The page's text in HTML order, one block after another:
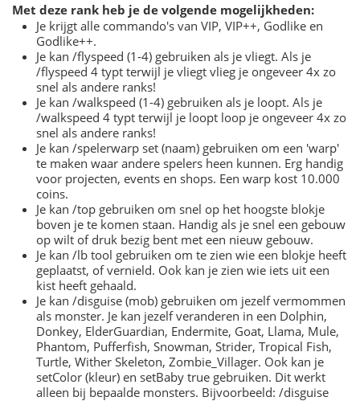
Met deze rank heb je de volgende mogelijkheden:
Je krijgt alle commando's van VIP, VIP++, Godlike en
Godlike++.
Je kan /flyspeed (1-4) gebruiken als je vliegt. Als je
/flyspeed 4 typt terwijl je vliegt vlieg je ongeveer 4x zo
snel als andere ranks!
Je kan /walkspeed (1-4) gebruiken als je loopt. Als je
/walkspeed 4 typt terwijl je loopt loop je ongeveer 4x zo
snel als andere ranks!
Je kan /spelerwarp set (naam) gebruiken om een 'warp'
te maken waar andere spelers heen kunnen. Erg handig
voor projecten, events en shops. Een warp kost 10.000
coins.
Je kan /top gebruiken om snel op het hoogste blokje
boven je te komen staan. Handig als je snel een gebouw
op wilt of druk bezig bent met een nieuw gebouw.
Je kan /lb tool gebruiken om te zien wie een blokje heeft
geplaatst, of vernield. Ook kan je zien wie iets uit een
kist heeft gehaald.
Je kan /disguise (mob) gebruiken om jezelf vermommen
als monster. Je kan jezelf veranderen in een Dolphin,
Donkey, ElderGuardian, Endermite, Goat, Llama, Mule,
Phantom, Pufferfish, Snowman, Strider, Tropical Fish,
Turtle, Wither Skeleton, Zombie_Villager. Ook kan je
setColor (kleur) en setBaby true gebruiken. Dit werkt
alleen bij bepaalde monsters. Bijvoorbeeld: /disguise